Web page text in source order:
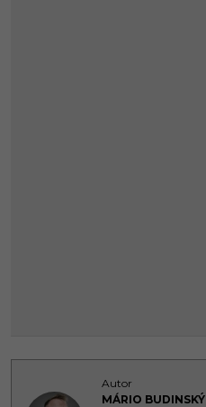
Autor
MÁRIO BUDINSKÝ